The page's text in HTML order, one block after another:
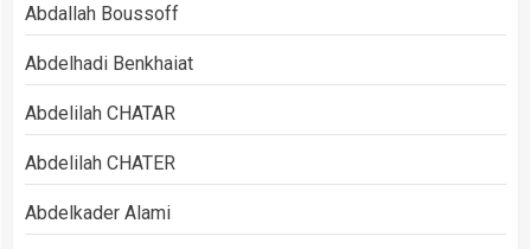
Abdallah Boussoff
Abdelhadi Benkhaiat
Abdelilah CHATAR
Abdelilah CHATER
Abdelkader Alami